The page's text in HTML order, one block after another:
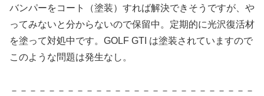
バンパーをコート（塗装）すれば解決できそうですが、や
ってみないと分からないので保留中。定期的に光沢復活材
を塗って対処中です。GOLF GTI は塗装されていますので
このような問題は発生なし。
－－－－－－－－－－－－－－－－－－－－－－－－－－